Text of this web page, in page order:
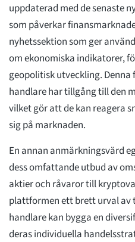
uppdaterad med de senaste
som påverkar
nyhetssektion som ger
om ekonomiska indikatorer,
geopolitisk utveckling.
handlare har tillgång till den
vilket gör att de kan reagera
sig på marknaden.
En annan anmärkningsvärd
dess omfattande utbud av
aktier och råvaror till
plattformen ett brett urval av
handlare kan bygga en
deras individuella